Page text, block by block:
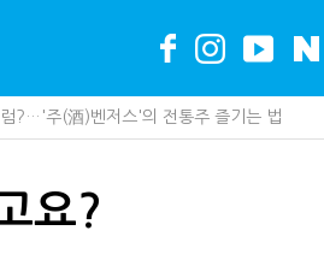
지 않았다…미국의 강제노동 관세 전략
못 산다…지자체도 '경영'의 시대
다음은 '공급과잉 관세'인가
단한다…더존비즈온 'ARIX 모델' 고도화
요?